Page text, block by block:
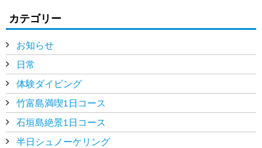
カテゴリー
お知らせ
日常
体験ダイビング
竹富島満喫1日コース
石垣島絶景1日コース
半日シュノーケリング